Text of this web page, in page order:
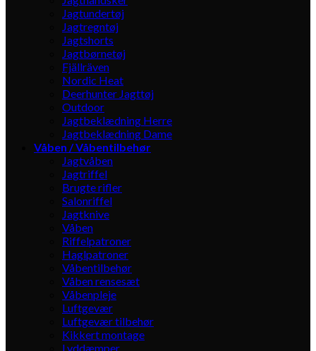
Jagtundertøj
Jagtregntøj
Jagtshorts
Jagtbørnetøj
Fjällräven
Nordic Heat
Deerhunter Jagttøj
Outdoor
Jagtbeklædning Herre
Jagtbeklædning Dame
Våben / Våbentilbehør
Jagtvåben
Jagtriffel
Brugte rifler
Salonriffel
Jagtknive
Våben
Riffelpatroner
Haglpatroner
Våbentilbehør
Våben rensesæt
Våbenpleje
Luftgevær
Luftgevær tilbehør
Kikkert montage
Lyddæmper